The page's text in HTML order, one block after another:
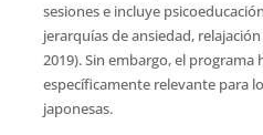
sesiones e incluye
jerarquías de ansiedad,
2019). Sin embargo, el
específicamente relevante para
japonesas.